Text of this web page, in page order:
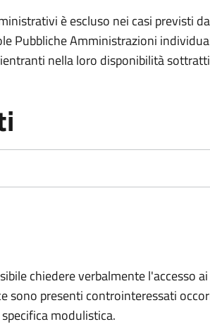
è escluso nei casi previsti
Pubbliche Amministrazioni
nella loro disponibilità
chiedere verbalmente l'accesso
sono presenti controinteressati
modulistica.